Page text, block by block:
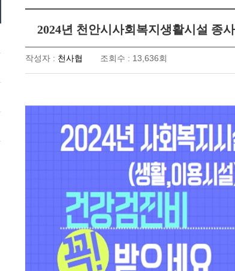
2024년 천안시사회복지생활시설 종
작성자 : 천사협 조회수 : 13,636회